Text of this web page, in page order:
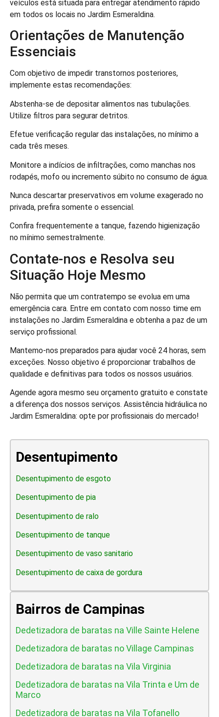
veículos está situada para entregar atendimento rápido
em todos os locais no Jardim Esmeraldina.
Orientações de Manutenção
Essenciais
Com objetivo de impedir transtornos posteriores,
implemente estas recomendações:
Abstenha-se de depositar alimentos nas tubulações.
Utilize filtros para segurar detritos.
Efetue verificação regular das instalações, no mínimo a
cada três meses.
Monitore a indícios de infiltrações, como manchas nos
rodapés, mofo ou incremento súbito no consumo de água.
Nunca descartar preservativos em volume exagerado no
privada, prefira somente o essencial.
Confira frequentemente a tanque, fazendo higienização
no mínimo semestralmente.
Contate-nos e Resolva seu
Situação Hoje Mesmo
Não permita que um contratempo se evolua em uma
emergência cara. Entre em contato com nosso time em
instalações no Jardim Esmeraldina e obtenha a paz de um
serviço profissional.
Mantemo-nos preparados para ajudar você 24 horas, sem
exceções. Nosso objetivo é proporcionar trabalhos de
qualidade e definitivas para todos os nossos usuários.
Agende agora mesmo seu orçamento gratuito e constate
a diferença dos nossos serviços. Assistência hidráulica no
Jardim Esmeraldina: opte por profissionais do mercado!
Desentupimento
Desentupimento de esgoto
Desentupimento de pia
Desentupimento de ralo
Desentupimento de tanque
Desentupimento de vaso sanitario
Desentupimento de caixa de gordura
Bairros de Campinas
Dedetizadora de baratas na Ville Sainte Helene
Dedetizadora de baratas no Village Campinas
Dedetizadora de baratas na Vila Virginia
Dedetizadora de baratas na Vila Trinta e Um de
Marco
Dedetizadora de baratas na Vila Tofanello